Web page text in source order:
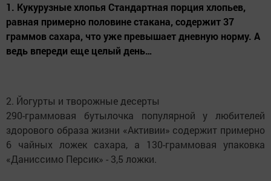
1. Кукурузные хлопья Стандартная порция хлопьев,
равная примерно половине стакана, содержит 37
граммов сахара, что уже превышает дневную норму. А
ведь впереди еще целый день…
2. Йогурты и творожные десерты
290-граммовая бутылочка популярной у любителей
здорового образа жизни «Активии» содержит примерно
6 чайных ложек сахара, а 130-граммовая упаковка
«Даниссимо Персик» - 3,5 ложки.